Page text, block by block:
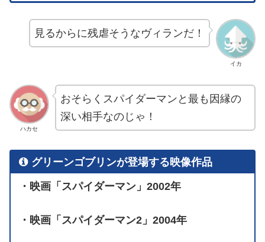
イカ
見るからに残虐そうなヴィランだ！
ハカセ
おそらくスパイダーマンと最も因縁の
深い相手なのじゃ！
グリーンゴブリンが登場する映像作品
・映画「スパイダーマン」2002年
・映画「スパイダーマン2」2004年